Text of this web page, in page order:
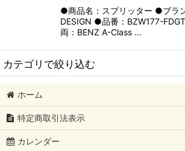
●商品名：スプリッター ●ブラ
DESIGN ●品番：BZW177-
両：BENZ A-Class …
カテゴリで絞り込む
AUDI
BMW
Mercedes-Benz
ホーム
特定商取引法表示
カレンダー